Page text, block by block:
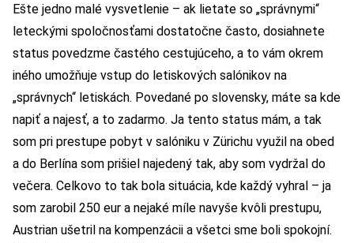
Ešte jedno malé vysvetlenie – ak lietate so „správnymi“
leteckými spoločnosťami dostatočne často, dosiahnete
status povedzme častého cestujúceho, a to vám okrem
iného umožňuje vstup do letiskových salónikov na
„správnych“ letiskách. Povedané po slovensky, máte sa kde
napiť a najesť, a to zadarmo. Ja tento status mám, a tak
som pri prestupe pobyt v salóniku v Zürichu využil na obed
a do Berlína som prišiel najedený tak, aby som vydržal do
večera. Celkovo to tak bola situácia, kde každý vyhral – ja
som zarobil 250 eur a nejaké míle navyše kvôli prestupu,
Austrian ušetril na kompenzácii a všetci sme boli spokojní.